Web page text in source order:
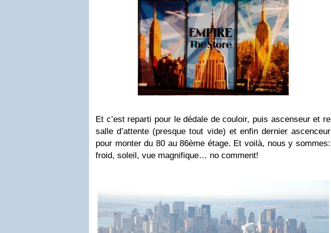
Et c’est reparti pour le dédale de couloir, puis ascenseur et re
salle d’attente (presque tout vide) et enfin dernier ascenceur
pour monter du 80 au 86ème étage. Et voilà, nous y sommes:
froid, soleil, vue magnifique… no comment!